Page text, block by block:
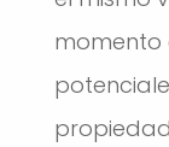
momento